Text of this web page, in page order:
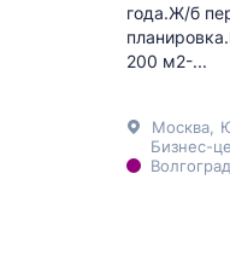
года.Ж/б
200 м2-...
Москва
Бизнес-